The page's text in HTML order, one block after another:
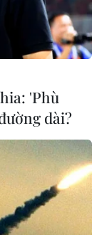
trở thành một
đề Palestine-
'Phù
dài?